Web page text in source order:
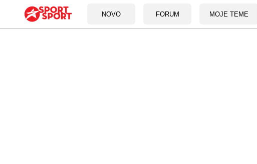
NOVO FORUM MOJE TEME